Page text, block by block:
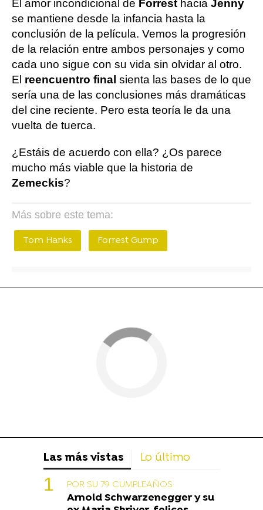
El amor incondicional de Forrest hacia Jenny
se mantiene desde la infancia hasta la
conclusión de la película. Vemos la progresión
de la relación entre ambos personajes y como
cada uno sigue con su vida sin olvidar al otro.
El reencuentro final sienta las bases de lo que
sería una de las conclusiones más dramáticas
del cine reciente. Pero esta teoría le da una
vuelta de tuerca.
¿Estáis de acuerdo con ella? ¿Os parece
mucho más viable que la historia de
Zemeckis?
Más sobre este tema:
Tom Hanks Forrest Gump
Las más vistas Lo último
POR SU 79 CUMPLEAÑOS
Arnold Schwarzenegger y su